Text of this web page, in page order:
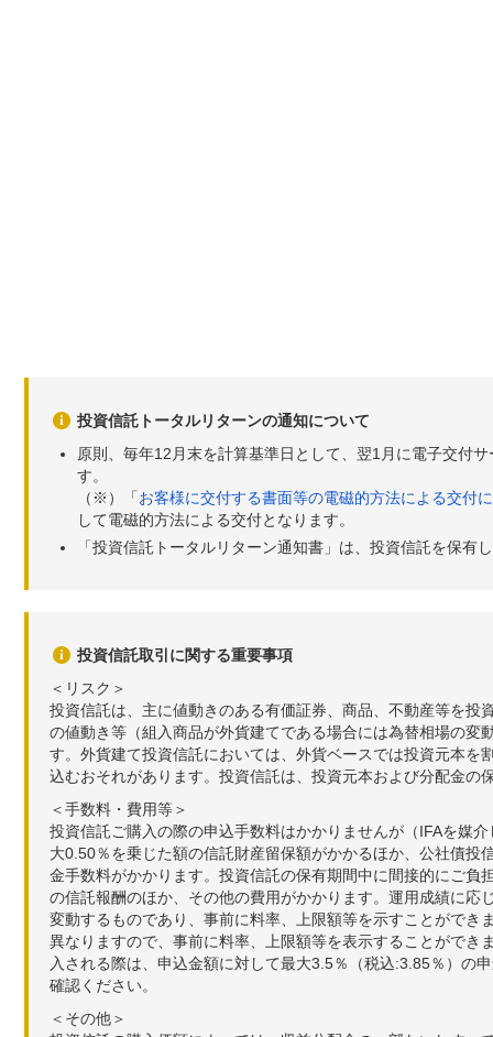
投資信託トータルリターンの通知について
原則、毎年12月末を計算基準日として、翌1月に電子交付
す。
（※）「お客様に交付する書面等の電磁的方法による交付
して電磁的方法による交付となります。
「投資信託トータルリターン通知書」は、投資信託を保有
投資信託取引に関する重要事項
＜リスク＞
投資信託は、主に値動きのある有価証券、商品、不動産等を
の値動き等（組入商品が外貨建てである場合には為替相場の
す。外貨建て投資信託においては、外貨ベースでは投資元本
込むおそれがあります。投資信託は、投資元本および分配金の
＜手数料・費用等＞
投資信託ご購入の際の申込手数料はかかりませんが（IFAを媒
大0.50％を乗じた額の信託財産留保額がかかるほか、公社債
金手数料がかかります。投資信託の保有期間中に間接的にご
の信託報酬のほか、その他の費用がかかります。運用成績に
変動するものであり、事前に料率、上限額等を示すことがで
異なりますので、事前に料率、上限額等を表示することがで
入される際は、申込金額に対して最大3.5％（税込:3.85％）の
確認ください。
＜その他＞